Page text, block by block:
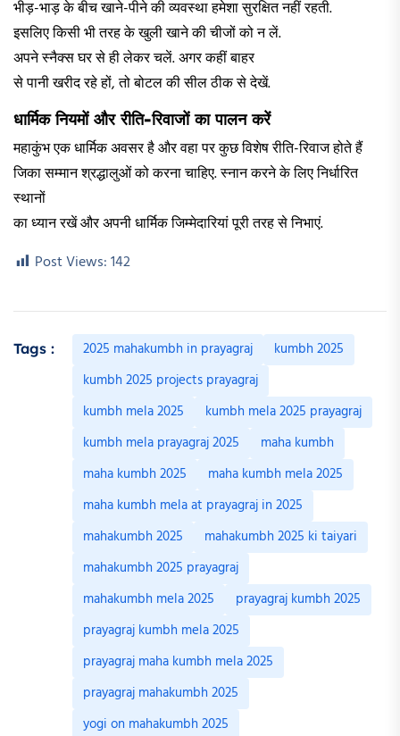
भीड़-भाड़ के बीच खाने-पीने की व्यवस्था हमेशा सुरक्षित नहीं रहती.
इसलिए किसी भी तरह के खुली खाने की चीजों को न लें.
अपने स्नैक्स घर से ही लेकर चलें. अगर कहीं बाहर
से पानी खरीद रहे हों, तो बोटल की सील ठीक से देखें.
धार्मिक नियमों और रीति-रिवाजों का पालन करें
महाकुंभ एक धार्मिक अवसर है और वहा पर कुछ विशेष रीति-रिवाज होते हैं
जिका सम्मान श्रद्धालुओं को करना चाहिए. स्नान करने के लिए निर्धारित
स्थानों
का ध्यान रखें और अपनी धार्मिक जिम्मेदारियां पूरी तरह से निभाएं.
Post Views:142
Tags : 2025 mahakumbh in prayagraj
kumbh 2025
kumbh 2025 projects prayagraj
kumbh mela 2025
kumbh mela 2025 prayagraj
kumbh mela prayagraj 2025
maha kumbh
maha kumbh 2025
maha kumbh mela 2025
maha kumbh mela at prayagraj in 2025
mahakumbh 2025
mahakumbh 2025 ki taiyari
mahakumbh 2025 prayagraj
mahakumbh mela 2025
prayagraj kumbh 2025
prayagraj kumbh mela 2025
prayagraj maha kumbh mela 2025
prayagraj mahakumbh 2025
yogi on mahakumbh 2025